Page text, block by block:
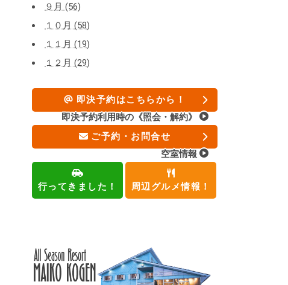
９月 (56)
１０月 (58)
１１月 (19)
１２月 (29)
即決予約はこちらから！
即決予約利用時の《照会・解約》
ご予約・お問合せ
空室情報
行ってきました！ 周辺グルメ情報！